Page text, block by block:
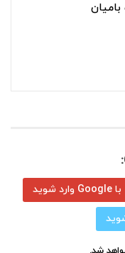
با Google وارد شوید